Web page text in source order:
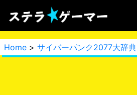
Home > サイバーパンク2077大辞典